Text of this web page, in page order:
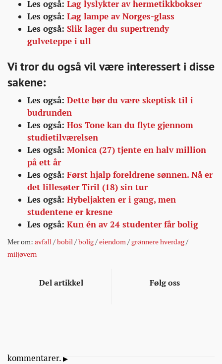
Les også: Lag lyslykter av hermetikkbokser
Les også: Lag lampe av Norges-glass
Les også: Slik lager du supertrendy
gulveteppe i ull
Vi tror du også vil være interessert i disse
sakene:
Les også: Dette bør du være skeptisk til i
budrunden
Les også: Hos Tone kan du flyte gjennom
studietilværelsen
Les også: Monica (27) tjente en halv million
på ett år
Les også: Først hjalp foreldrene sønnen. Nå er
det lillesøter Tiril (18) sin tur
Les også: Hybeljakten er i gang, men
studentene er kresne
Les også: Kun én av 24 studenter får bolig
Mer om: avfall/bobil/bolig/eiendom/grønnere hverdag/
miljøvern
Del artikkel Følg oss
kommentarer.